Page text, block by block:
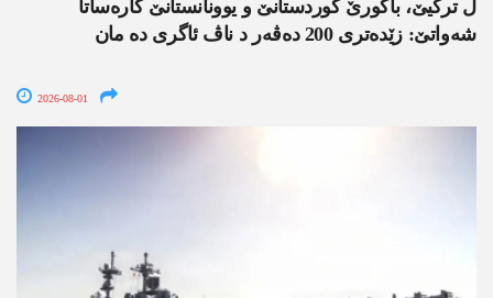
ل ترکیێ، باکورێ کوردستانێ و یوونانستانێ کارەساتا
شەواتێ: زێدەتری 200 دەڤەر د ناڤ ئاگری دە مان
2026-08-01